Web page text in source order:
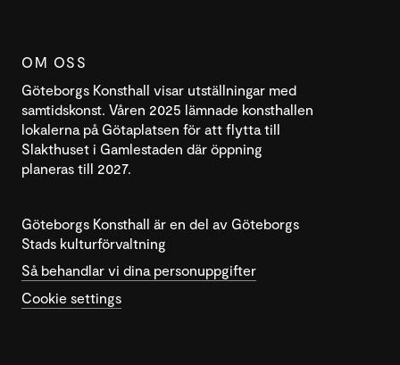
OM OSS
Göteborgs Konsthall visar utställningar med
samtidskonst. Våren 2025 lämnade konsthallen
lokalerna på Götaplatsen för att flytta till
Slakthuset i Gamlestaden där öppning
planeras till 2027.
Göteborgs Konsthall är en del av Göteborgs
Stads kulturförvaltning
Så behandlar vi dina personuppgifter
Cookie settings